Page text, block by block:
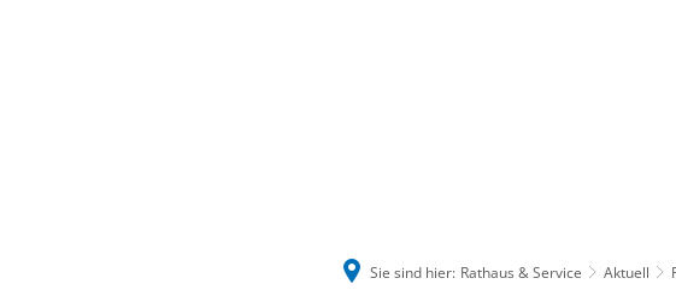
Sie sind hier: Rathaus & Service Aktuell